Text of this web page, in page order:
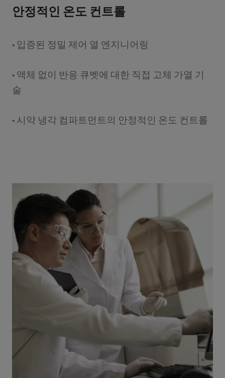
안정적인 온도 컨트롤
• 입증된 정밀 제어 열 엔지니어링
• 액체 없이 반응 큐벳에 대한 직접 고체 가열 기
술
• 시약 냉각 컴파트먼트의 안정적인 온도 컨트롤